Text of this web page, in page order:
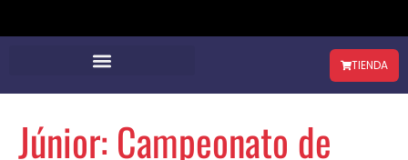
TIENDA
Júnior: Campeonato de